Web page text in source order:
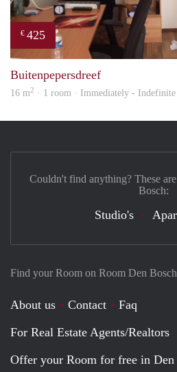
€ 425
Buitenpepersdreef
16 m2 · 1 room · Immediately -
Find your Room on Room Den Bosch
About us Contact
Faq
For Real Estate Agents/Realtors
Offer your Room for free in Den
Couldn't find anything? These
Bosch:
Studio's